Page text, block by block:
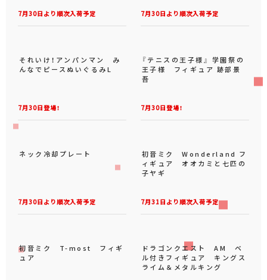
7月30日より順次入荷予定
TVアニメ「ローゼンメイデ
ン」 Trio-Try-iT Figure
7月30日より順次入荷予定
ホロライブプロダクション
ぬーどるストッパーフィギュ
アプラス―獅白ぼたん―
それいけ！アンパンマン み
んなでピースぬいぐるみL
『テニスの王子様』 学園祭の
王子様 フィギュア 跡部景
吾